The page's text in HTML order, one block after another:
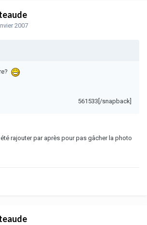
2007
561533[/snapback]
rajouter par après pour pas gâcher la photo